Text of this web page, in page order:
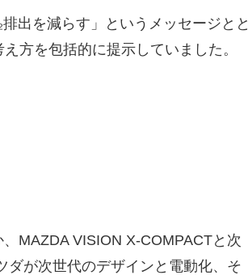
出を減らす」というメッセージとと
方を包括的に提示していました。
MAZDA VISION X-COMPACTと次
ダが次世代のデザインと電動化、そ